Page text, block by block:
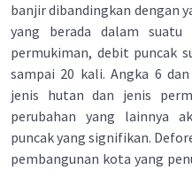
banjir dibandingkan dengan
yang berada dalam suatu
permukiman, debit puncak
sampai 20 kali. Angka 6
jenis hutan dan jenis
perubahan yang lainnya
puncak yang signifikan.
pembangunan kota yang